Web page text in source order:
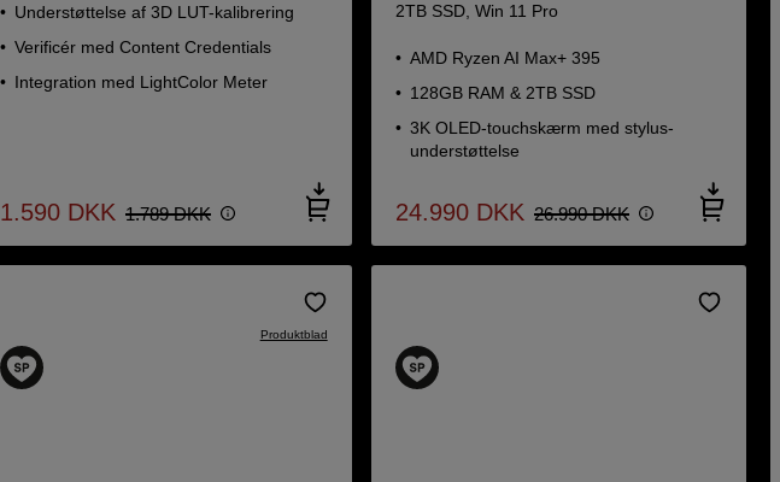
Understøttelse af 3D LUT-kalibrering
Verificér med Content Credentials
Integration med LightColor Meter
1.590 DKK 1.789 DKK
2TB SSD, Win 11 Pro
AMD Ryzen AI Max+ 395
128GB RAM & 2TB SSD
3K OLED-touchskærm med stylus-
understøttelse
24.990 DKK 26.990 DKK
Produktblad